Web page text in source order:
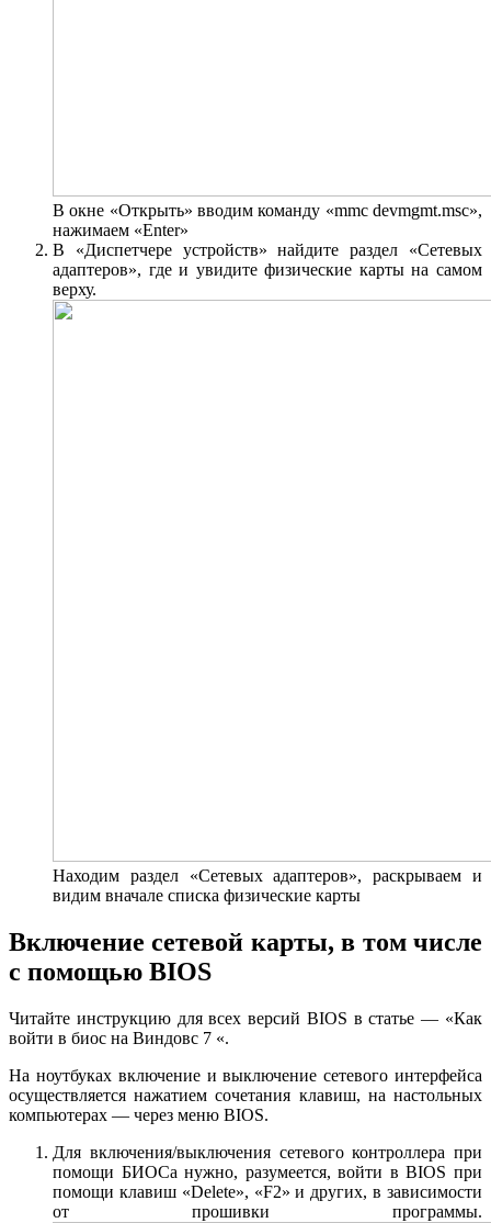
В окне «Открыть» вводим команду «mmc devmgmt.msc»,
нажимаем «Enter»
В «Диспетчере устройств» найдите раздел «Сетевых
адаптеров», где и увидите физические карты на самом
верху.
Находим раздел «Сетевых адаптеров», раскрываем и
видим вначале списка физические карты
Включение сетевой карты, в том числе
с помощью BIOS
Читайте инструкцию для всех версий BIOS в статье — «Как
войти в биос на Виндовс 7 «.
На ноутбуках включение и выключение сетевого интерфейса
осуществляется нажатием сочетания клавиш, на настольных
компьютерах — через меню BIOS.
Для включения/выключения сетевого контроллера при
помощи БИОСа нужно, разумеется, войти в BIOS при
помощи клавиш «Delete», «F2» и других, в зависимости
от прошивки программы.